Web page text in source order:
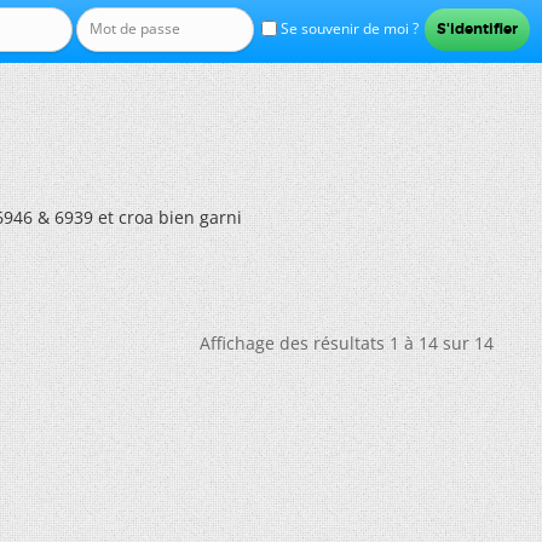
Se souvenir de moi ?
& 6939 et croa bien garni
Affichage des résultats 1 à 14 sur 14